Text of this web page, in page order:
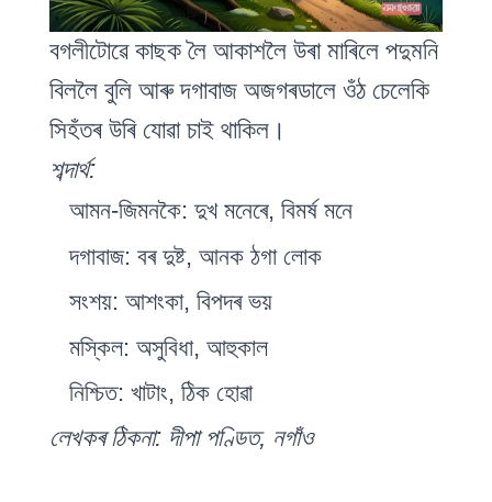
বগলীটোৱে কাছক লৈ আকাশলৈ উৰা মাৰিলে পদুমনি
বিললৈ বুলি আৰু দগাবাজ অজগৰডালে ওঁঠ চেলেকি
সিহঁতৰ উৰি যোৱা চাই থাকিল।
শব্দাৰ্থ:
আমন-জিমনকৈ: দুখ মনেৰে, বিমৰ্ষ মনে
দগাবাজ: বৰ দুষ্ট, আনক ঠগা লোক
সংশয়: আশংকা, বিপদৰ ভয়
মস্কিল: অসুবিধা, আহুকাল
নিশ্চিত: খাটাং, ঠিক হোৱা
লেখকৰ ঠিকনা: দীপা পণ্ডিত, নগাঁও